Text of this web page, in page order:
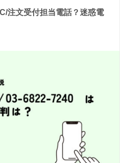
注文受付担当電話？迷惑電